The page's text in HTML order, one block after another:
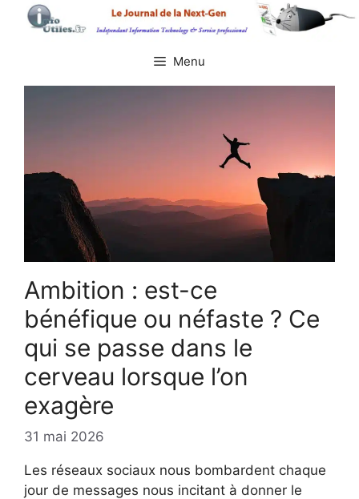
Aller
Menu
Ambition : est-ce
bénéfique ou néfaste ? Ce
qui se passe dans le
cerveau lorsque l’on
exagère
31 mai 2026
Les réseaux sociaux nous bombardent chaque
jour de messages nous incitant à donner le